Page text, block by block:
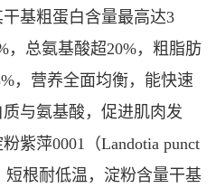
基粗蛋白含量最高达3
，总氨基酸超20%，粗脂肪
，营养全面均衡，能快速
与氨基酸，促进肌肉发
紫萍0001（Landotia punct
短根耐低温，淀粉含量干基